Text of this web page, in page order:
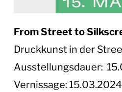
From Street to
Druckkunst in der
Ausstellungsdauer:
Vernissage: